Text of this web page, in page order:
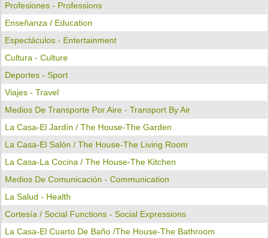
Profesiones - Professions
Enseñanza / Education
Espectáculos - Entertainment
Cultura - Culture
Deportes - Sport
Viajes - Travel
Medios De Transporte Por Aire - Transport By Air
La Casa-El Jardín / The House-The Garden
La Casa-El Salón / The House-The Living Room
La Casa-La Cocina / The House-The Kitchen
Medios De Comunicación - Communication
La Salud - Health
Cortesía / Social Functions - Social Expressions
La Casa-El Cuarto De Baño /the House-The Bathroom